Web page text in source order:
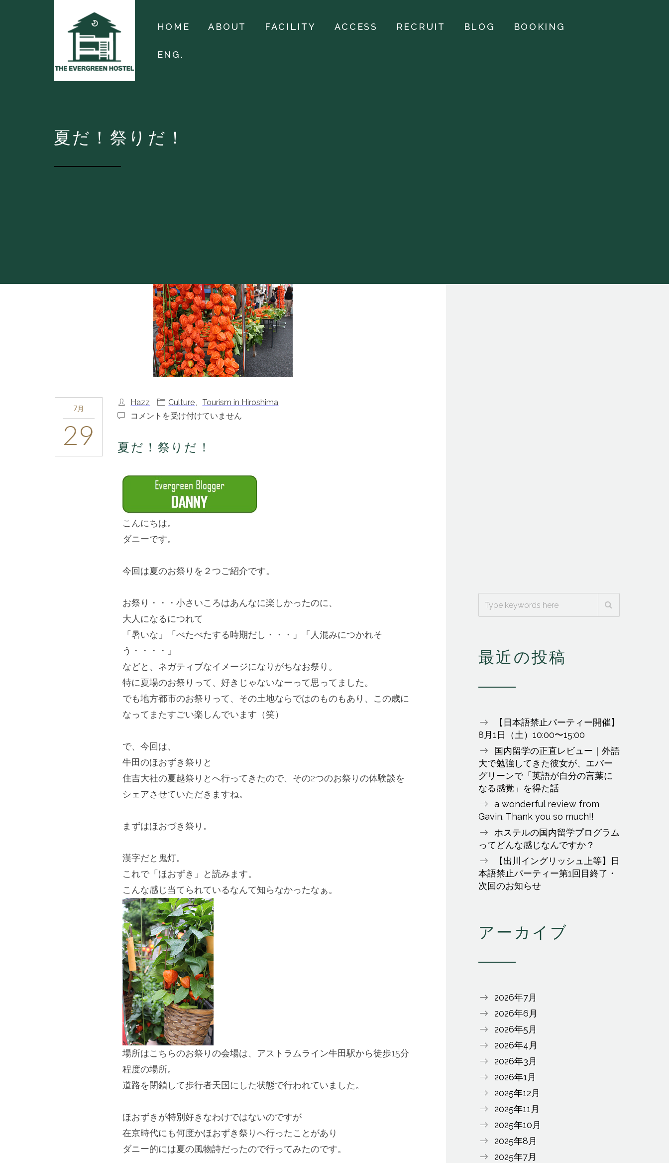
HOME ABOUT FACILITY ACCESS RECRUIT BLOG BOOKING
ENG.
夏だ！祭りだ！
7月
29
Hazz Culture,
Tourism in Hiroshima
夏
り
コメントを受け付けていません
夏だ！祭りだ！
こんにちは。
ダニーです。
今回は夏のお祭りを２つご紹介です。
お祭り・・・小さいころはあんなに楽しかったのに、
大人になるにつれて
「暑いな」「べたべたする時期だし・・・」「 人混みにつかれそ
う・・・・」
などと、ネガティブなイメージになりがちなお祭り。
特に夏場のお祭りって、好きじゃないなーって思ってました。
でも地方都市のお祭りって、その土地ならではのものもあり、 この歳に
なってまたすごい楽しんでいます（笑）
で、今回は、
牛田のほおずき祭りと
住吉大社の夏越祭りとへ行ってきたので、 その2つのお祭りの体験談を
シェアさせていただきますね。
まずはほおづき祭り。
漢字だと鬼灯。
これで「ほおずき」と読みます。
こんな感じ当てられているなんて知らなかったなぁ。
場所はこちらのお祭りの会場は、 アストラムライン牛田駅から徒歩15分
程度の場所。
道路を閉鎖して歩行者天国にした状態で行われていました。
ほおずきが特別好きなわけではないのですが
在京時代にも何度かほおずき祭りへ行ったことがあり
ダニー的には夏の風物詩だったので行ってみたのです。
最近の投稿
【日本語禁止パーティー開催】
8月1日（土）10:00〜15:00
国内留学の正直レビュー｜外語
大で勉強してきた彼女が、エバー
グリーンで「英語が自分の言葉に
なる感覚」を得た話
a wonderful review from
Gavin. Thank you so much!!
ホステルの国内留学プログラム
ってどんな感じなんですか？
【出川イングリッシュ上等】日
本語禁止パーティー第1回目終了・
次回のお知らせ
アーカイブ
2026年7月
2026年6月
2026年5月
2026年4月
2026年3月
2026年1月
2025年12月
2025年11月
2025年10月
2025年8月
2025年7月